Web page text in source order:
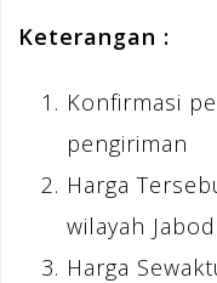
Keterangan :
Konfirmasi
pengiriman
Harga
wilayah
Harga